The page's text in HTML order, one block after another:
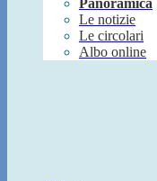
Panoramica
Le notizie
Le circolari
Albo online